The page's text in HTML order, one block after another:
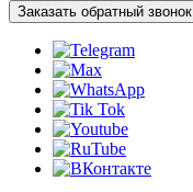
Заказать обратный звонок